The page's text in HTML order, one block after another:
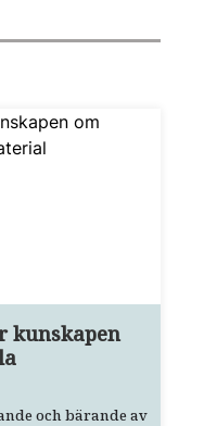
kunskapen
och bärande av